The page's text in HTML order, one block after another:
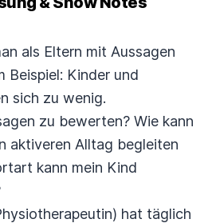
als Eltern mit Aussagen
Kinder und
sich zu wenig.
zu bewerten? Wie kann
aktiveren Alltag begleiten
kann mein Kind
hat täglich